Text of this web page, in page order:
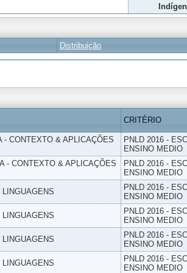
Distribuição
CRITÉRIO
- CONTEXTO & APLICAÇÕES
PNLD 2016 -
ENSINO MEDIO
- CONTEXTO & APLICAÇÕES
PNLD 2016 -
ENSINO MEDIO
LINGUAGENS
PNLD 2016 -
ENSINO MEDIO
LINGUAGENS
PNLD 2016 -
ENSINO MEDIO
LINGUAGENS
PNLD 2016 -
ENSINO MEDIO
LINGUAGENS
PNLD 2016 -
ENSINO MEDIO